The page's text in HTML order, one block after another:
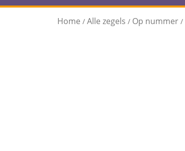
Home / Alle zegels / Op nummer /